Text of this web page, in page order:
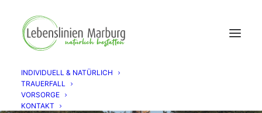
INDIVIDUELL & NATÜRLICH
TRAUERFALL
VORSORGE
KONTAKT